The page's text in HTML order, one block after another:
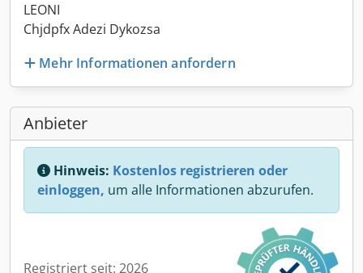
LEONI
Chjdpfx Adezi Dykozsa
Mehr Informationen anfordern
Anbieter
Hinweis: Kostenlos registrieren oder
einloggen, um alle Informationen abzurufen.
Registriert seit: 2026